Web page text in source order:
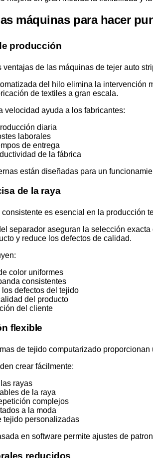
máquinas para hacer
producción
ventajas de las máquinas de tejer auto
del hilo elimina la
de textiles a gran escala.
velocidad ayuda a los fabricantes:
diaria
laborales
de entrega
de la fábrica
están diseñadas para un
de la raya
es esencial en la producción
separador aseguran la selección
y reduce los defectos de calidad.
color uniformes
consistentes
defectos del tejido
del producto
del cliente
flexible
de tejido computarizado
crear fácilmente:
rayas
de la raya
complejos
a la moda
tejido personalizadas
en software permite ajustes de
reducidos